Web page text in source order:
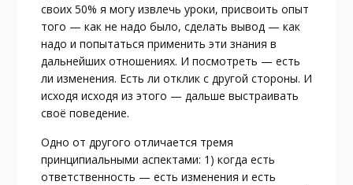
своих 50% я могу извлечь уроки, присвоить опыт
того — как не надо было, сделать вывод — как
надо и попытаться применить эти знания в
дальнейших отношениях. И посмотреть — есть
ли изменения. Есть ли отклик с другой стороны. И
исходя исходя из этого — дальше выстраивать
своё поведение.
Одно от другого отличается тремя
принципиальными аспектами: 1) когда есть
ответственность — есть изменения и есть